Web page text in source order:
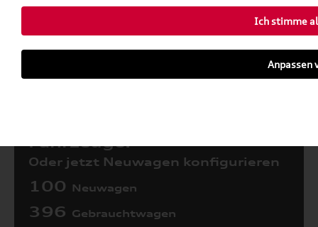
Zurück zur Startseite
Fahrzeuge:
Oder jetzt Neuwagen konfigurieren
100 Neuwagen
396 Gebrauchtwagen
Ich stimme
Anpassen